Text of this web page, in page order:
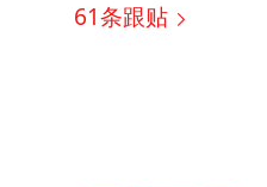
61条跟贴